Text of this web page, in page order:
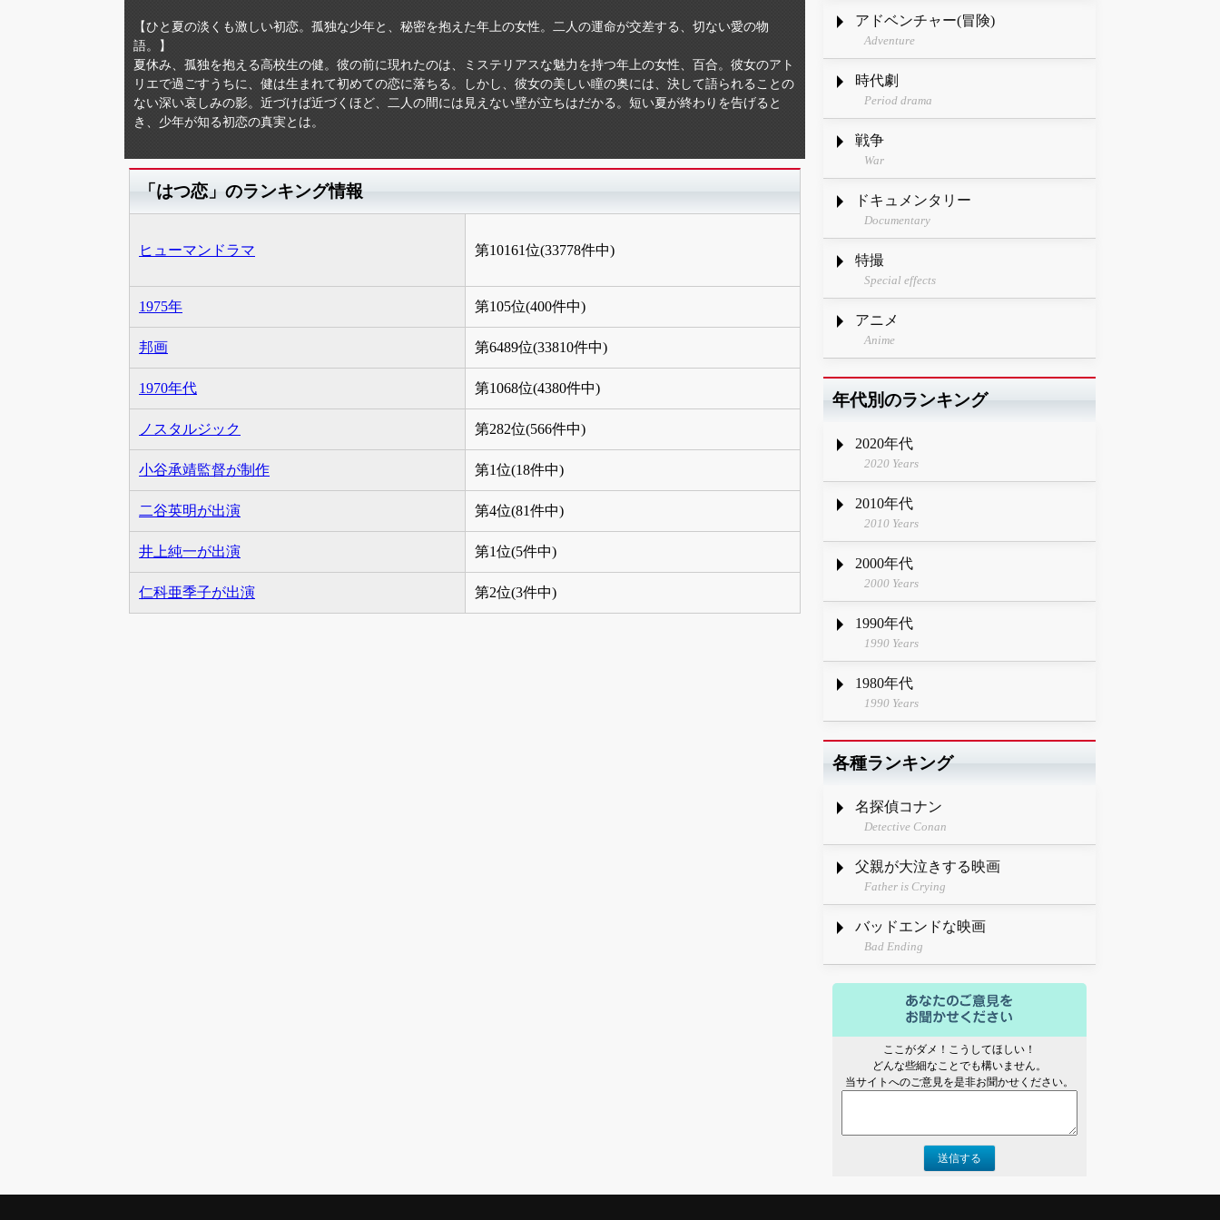
【ひと夏の淡くも激しい初恋。孤独な少年と、秘密を抱えた年上の女性。二人の運命が交差する、切ない愛の物
語。】
夏休み、孤独を抱える高校生の健。彼の前に現れたのは、ミステリアスな魅力を持つ年上の女性、百合。彼女のアト
リエで過ごすうちに、健は生まれて初めての恋に落ちる。しかし、彼女の美しい瞳の奥には、決して語られることの
ない深い哀しみの影。近づけば近づくほど、二人の間には見えない壁が立ちはだかる。短い夏が終わりを告げると
き、少年が知る初恋の真実とは。
「はつ恋」のランキング情報
ヒューマンドラマ 第10161位(33778件中)
1975年 第105位(400件中)
邦画 第6489位(33810件中)
1970年代 第1068位(4380件中)
ノスタルジック 第282位(566件中)
小谷承靖監督が制作 第1位(18件中)
二谷英明が出演 第4位(81件中)
井上純一が出演 第1位(5件中)
仁科亜季子が出演 第2位(3件中)
アドベンチャー(冒険)
Adventure
時代劇
Period drama
戦争
War
ドキュメンタリー
Documentary
特撮
Special effects
アニメ
Anime
年代別のランキング
2020年代
2020 Years
2010年代
2010 Years
2000年代
2000 Years
1990年代
1990 Years
1980年代
1990 Years
各種ランキング
名探偵コナン
Detective Conan
父親が大泣きする映画
Father is Crying
バッドエンドな映画
Bad Ending
ここがダメ！こうしてほしい！
どんな些細なことでも構いません。
当サイトへのご意見を是非お聞かせください。
送信する